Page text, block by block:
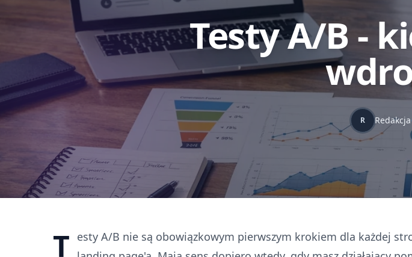
Testy A/B -
R Redakcja
T esty A/B nie są obowiązkowym pierwszym krokiem dla każdej